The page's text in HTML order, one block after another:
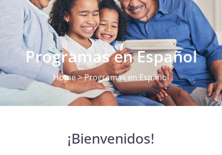
Programas en Español
Home > Programas en Español
¡Bienvenidos!